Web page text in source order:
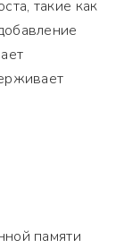
такие как
памяти